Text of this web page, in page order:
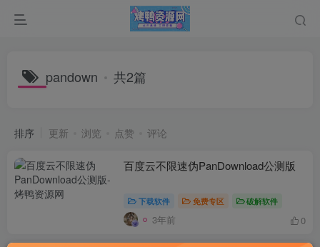
pandown 共2篇
排序 更新 浏览 点赞 评论
百度云不限速伪PanDownload公测版
下载软件 免费专区 破解软件
3年前 0